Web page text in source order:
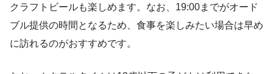
クラフトビールも楽しめます。なお、19:00までがオード
ブル提供の時間となるため、食事を楽しみたい場合は早め
に訪れるのがおすすめです。